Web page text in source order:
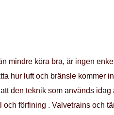
mindre köra bra, är ingen
hur luft och bränsle kommer
den teknik som används idag
och förfining . Valvetrains och